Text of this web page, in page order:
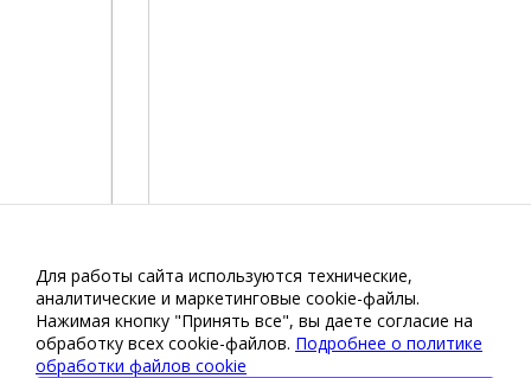
Для работы сайта используются технические,
аналитические и маркетинговые сооkіе-файлы.
Нажимая кнопку "Принять все", вы даете согласие на
обработку всех cookie-файлов. Подробнее о политике
обработки файлов cookie